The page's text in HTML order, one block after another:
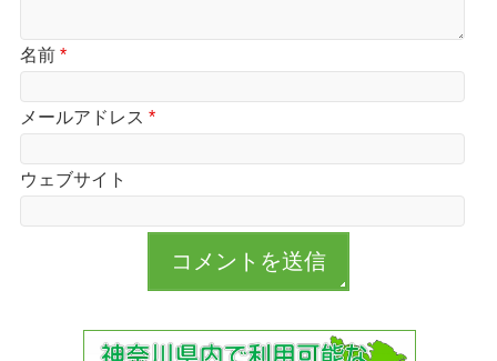
名前*
メールアドレス*
ウェブサイト